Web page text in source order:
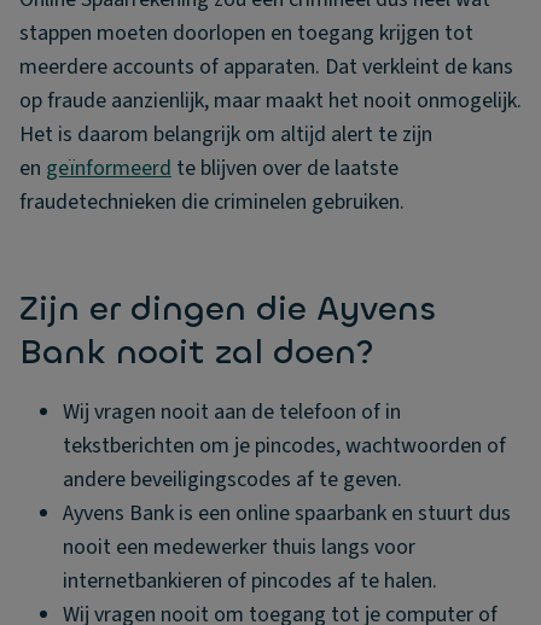
stappen moeten doorlopen en toegang krijgen tot
meerdere accounts of apparaten. Dat verkleint de kans
op fraude aanzienlijk, maar maakt het nooit onmogelijk.
Het is daarom belangrijk om altijd alert te zijn
en geïnformeerd te blijven over de laatste
fraudetechnieken die criminelen gebruiken.
Zijn er dingen die Ayvens
Bank nooit zal doen?
Wij vragen nooit aan de telefoon of in
tekstberichten om je pincodes, wachtwoorden of
andere beveiligingscodes af te geven.
Ayvens Bank is een online spaarbank en stuurt dus
nooit een medewerker thuis langs voor
internetbankieren of pincodes af te halen.
Wij vragen nooit om toegang tot je computer of